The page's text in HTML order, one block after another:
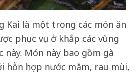
Kai là một trong các món ăn
phục vụ ở khắp các vùng
Món này bao gồm gà
hỗn hợp nước mắm, rau mùi,